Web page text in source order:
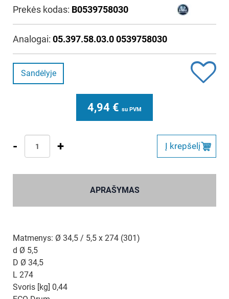
Prekės kodas: B0539758030
Analogai: 05.397.58.03.0 0539758030
Sandėlyje
4,94 € su PVM
- + Į krepšelį
APRAŠYMAS
Matmenys: Ø 34,5 / 5,5 x 274 (301)
d Ø 5,5
D Ø 34,5
L 274
Svoris [kg] 0,44